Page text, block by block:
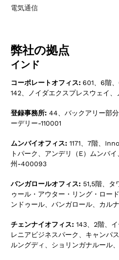
電気通信
弊社の拠点
インド
コーポレートオフィス: 601、6階
142、ノイダエクスプレスウェイ
登録事務所: 44、バックアリー部
ーデリー-110001
ムンバイオフィス: 1171、7階、
トパーク、アンデリ（E）ムンバ
州-400093
バンガロールオフィス: 51,5階、タ
ゥール・アウター・リング・ロー
ンドゥール、バンガロール、カル
チェンナイオフィス: 143、2階、
レニアビジネスパーク、キャンパ
ルングディ、ショリンガナルール